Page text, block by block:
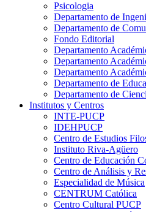
Psicologia
Departamento de
Departamento de
Fondo Editorial
Departamento
Departamento
Departamento
Departamento de
Departamento de
Institutos y Centros
INTE-PUCP
IDEHPUCP
Centro de Estudios
Instituto Riva-Agüero
Centro de Educación
Centro de Análisis y
Especialidad de Música
CENTRUM Católica
Centro Cultural PUCP